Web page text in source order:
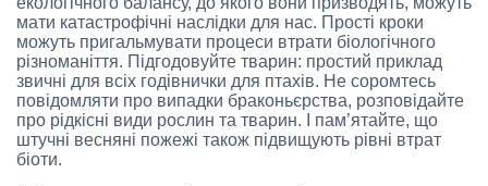
мати катастрофічні наслідки для нас. Прості кроки
можуть пригальмувати процеси втрати біологічного
різноманіття. Підгодовуйте тварин: простий приклад
звичні для всіх годівнички для птахів. Не соромтесь
повідомляти про випадки браконьєрства, розповідайте
про рідкісні види рослин та тварин. І пам’ятайте, що
штучні весняні пожежі також підвищують рівні втрат
біоти.